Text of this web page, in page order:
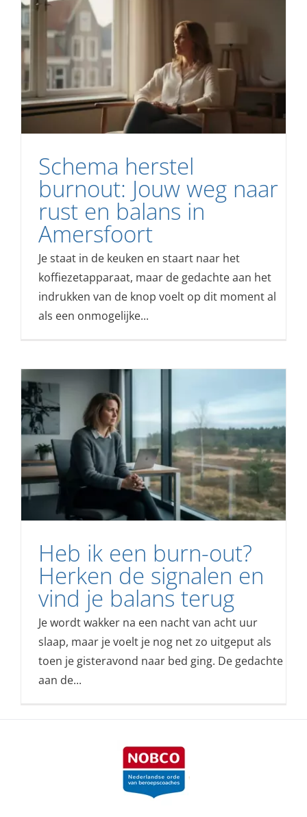
Schema herstel
burnout: Jouw weg naar
rust en balans in
Amersfoort
Je staat in de keuken en staart naar het
koffiezetapparaat, maar de gedachte aan het
indrukken van de knop voelt op dit moment al
als een onmogelijke...
Heb ik een burn-out?
Herken de signalen en
vind je balans terug
Je wordt wakker na een nacht van acht uur
slaap, maar je voelt je nog net zo uitgeput als
toen je gisteravond naar bed ging. De gedachte
aan de...